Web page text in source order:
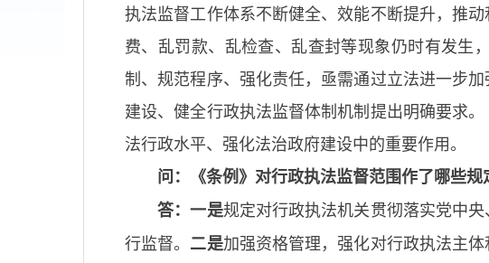
执法监督工作体系不断健全、效能不断提升，推
费、乱罚款、乱检查、乱查封等现象仍时有发生
制、规范程序、强化责任，亟需通过立法进一步
建设、健全行政执法监督体制机制提出明确要求
法行政水平、强化法治政府建设中的重要作用。
问：《条例》对行政执法监督范围作了哪些规
答：一是规定对行政执法机关贯彻落实党中
行监督。 二是加强资格管理，强化对行政执法主体